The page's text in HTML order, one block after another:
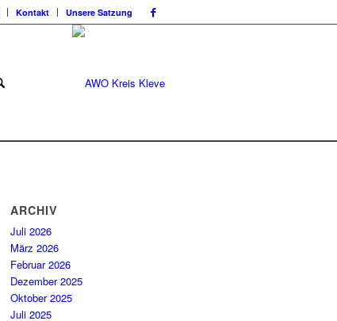
Kontakt Unsere Satzung
ARCHIV
Juli 2026
März 2026
Februar 2026
Dezember 2025
Oktober 2025
Juli 2025